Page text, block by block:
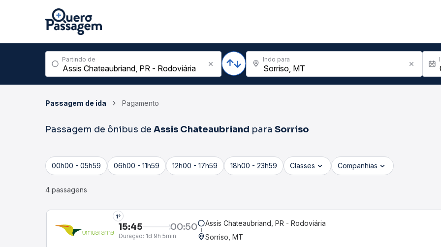
Partindo de Indo para
Passagem de ida Pagamento
Passagem de ônibus de Assis Chateaubriand para Sorriso
00h00 - 05h59 06h00 - 11h59 12h00 - 17h59 18h00 - 23h59 Classes Companhias
4 passagens
1°
15:45 00:50
Duração: 1d 9h 5min
Assis Chateaubriand, PR - Rodoviária
Sorriso, MT